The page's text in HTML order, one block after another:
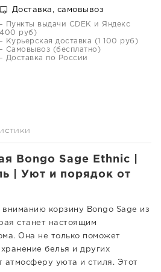
Доставка, самовывоз
Пункты выдачи CDEK и Яндекс
руб)
Курьерская доставка (1 100 руб)
Самовывоз (бесплатно)
Доставка по России
Bongo Sage Ethnic |
| Уют и порядок от
корзину Bongo Sage из
станет настоящим
Она не только поможет
белья и других
атмосферу уюта и стиля. Этот